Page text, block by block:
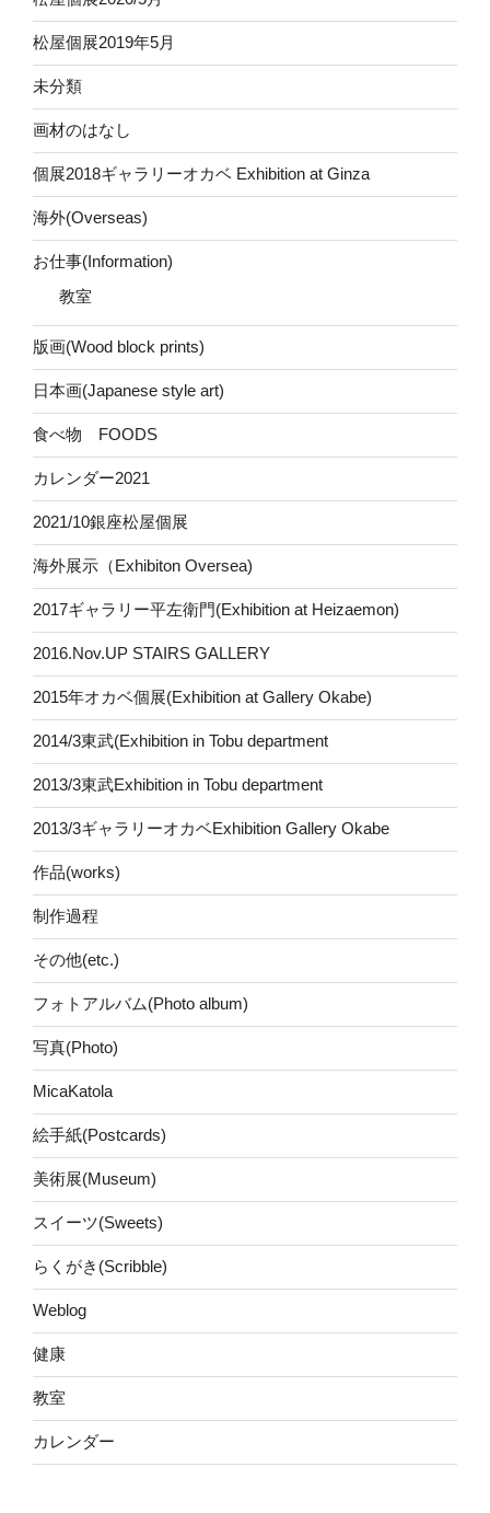
松屋個展2019年5月
未分類
画材のはなし
個展2018ギャラリーオカベ Exhibition at Ginza
海外(Overseas)
お仕事(Information)
教室
版画(Wood block prints)
日本画(Japanese style art)
食べ物 FOODS
カレンダー2021
2021/10銀座松屋個展
海外展示（Exhibiton Oversea)
2017ギャラリー平左衛門(Exhibition at Heizaemon)
2016.Nov.UP STAIRS GALLERY
2015年オカベ個展(Exhibition at Gallery Okabe)
2014/3東武(Exhibition in Tobu department
2013/3東武Exhibition in Tobu department
2013/3ギャラリーオカベExhibition Gallery Okabe
作品(works)
制作過程
その他(etc.)
フォトアルバム(Photo album)
写真(Photo)
MicaKatola
絵手紙(Postcards)
美術展(Museum)
スイーツ(Sweets)
らくがき(Scribble)
Weblog
健康
教室
カレンダー